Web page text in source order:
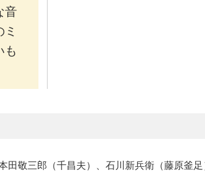
音
も
敬三郎（千昌夫）、石川新兵衛（藤原釜足